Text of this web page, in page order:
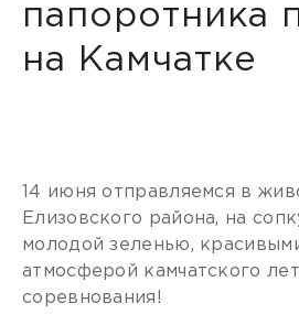
папоротника
на Камчатке
14 июня отправляемся в
Елизовского района, на
молодой зеленью,
атмосферой камчатского
соревнования!